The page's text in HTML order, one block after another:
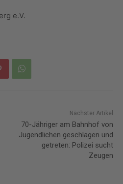
e.V.
Nächster Artikel
70-Jähriger am Bahnhof von
Jugendlichen geschlagen und
getreten: Polizei sucht
Zeugen